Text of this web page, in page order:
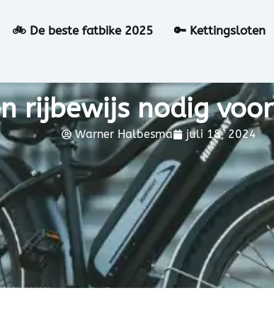
🚲 De beste fatbike 2025 🔑 Kettingsloten
rijbewijs nodig
Warner Halbesma juli 18, 2024